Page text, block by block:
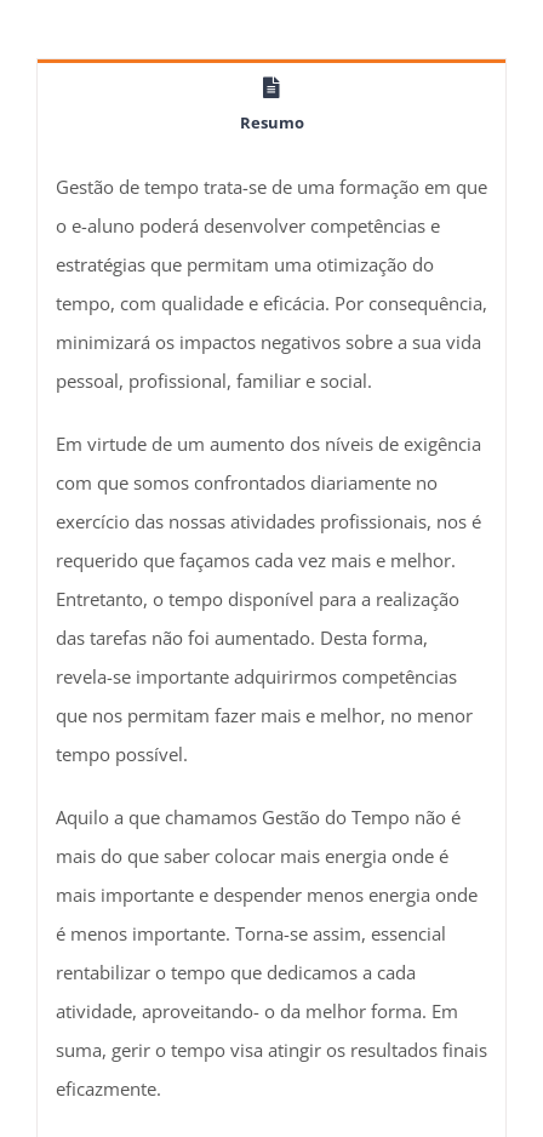
Resumo
Gestão de tempo trata-se de uma formação em que
o e-aluno poderá desenvolver competências e
estratégias que permitam uma otimização do
tempo, com qualidade e eficácia. Por consequência,
minimizará os impactos negativos sobre a sua vida
pessoal, profissional, familiar e social.
Em virtude de um aumento dos níveis de exigência
com que somos confrontados diariamente no
exercício das nossas atividades profissionais, nos é
requerido que façamos cada vez mais e melhor.
Entretanto, o tempo disponível para a realização
das tarefas não foi aumentado. Desta forma,
revela-se importante adquirirmos competências
que nos permitam fazer mais e melhor, no menor
tempo possível.
Aquilo a que chamamos Gestão do Tempo não é
mais do que saber colocar mais energia onde é
mais importante e despender menos energia onde
é menos importante. Torna-se assim, essencial
rentabilizar o tempo que dedicamos a cada
atividade, aproveitando- o da melhor forma. Em
suma, gerir o tempo visa atingir os resultados finais
eficazmente.